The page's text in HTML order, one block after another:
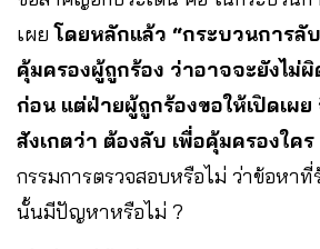
เผยโดยหลักแล้ว “กระบวนการลั
คุ้มครองผู้ถูกร้อง ว่าอาจจะยังไม่
ก่อน แต่ฝ่ายผู้ถูกร้องขอให้เปิดเผย
สังเกตว่า ต้องลับ เพื่อคุ้มครองใคร
กรรมการตรวจสอบหรือไม่ ว่าข้อหาที่
นั้นมีปัญหาหรือไม่ ?